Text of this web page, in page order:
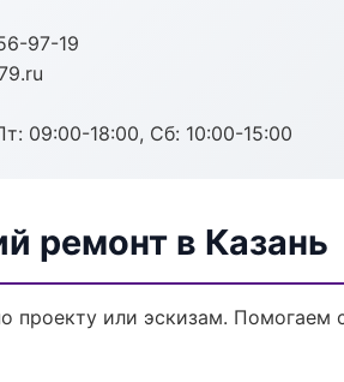
97-19
09:00-18:00, Сб: 10:00-15:00
ремонт в Казань
проекту или эскизам.